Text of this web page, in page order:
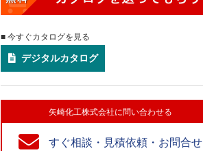
■ 今すぐカタログを見る
デジタルカタログ
矢崎化工株式会社に問い合わせる
すぐ相談・見積依頼・お問合せ